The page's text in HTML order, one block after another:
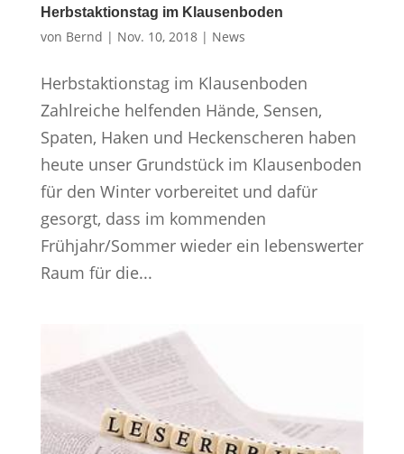
Herbstaktionstag im Klausenboden
von Bernd | Nov. 10, 2018| News
Herbstaktionstag im Klausenboden
Zahlreiche helfenden Hände, Sensen,
Spaten, Haken und Heckenscheren haben
heute unser Grundstück im Klausenboden
für den Winter vorbereitet und dafür
gesorgt, dass im kommenden
Frühjahr/Sommer wieder ein lebenswerter
Raum für die...